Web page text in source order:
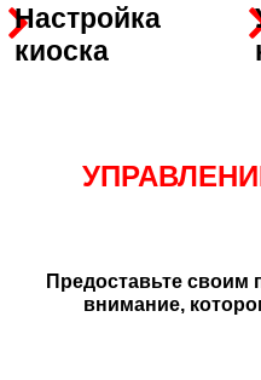
Настройка
киоска
Предоставьте своим
внимание,